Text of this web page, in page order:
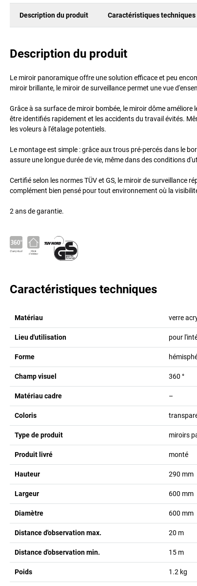
Description du produit Caractéristiques techniques
Description du produit
Le miroir panoramique offre une solution efficace et peu
miroir brillante, le miroir de surveillance permet une vue
Grâce à sa surface de miroir bombée, le miroir dôme
être identifiés rapidement et les accidents du travail évités.
les voleurs à l'étalage potentiels.
Le montage est simple : grâce aux trous pré-percés dans le
assure une longue durée de vie, même dans des conditions
Certifié selon les normes TÜV et GS, le miroir de surveillance
complément bien pensé pour tout environnement où la
2 ans de garantie.
Caractéristiques techniques
Matériau verre
Lieu d'utilisation pour
Forme
Champ visuel 360 °
Matériau cadre –
Coloris
Type de produit miroirs
Produit livré monté
Hauteur 290 mm
Largeur 600 mm
Diamètre 600 mm
Distance d'observation max. 20 m
Distance d'observation min. 15 m
Poids 1.2 kg